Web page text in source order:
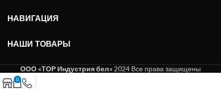
НАВИГАЦИЯ
НАШИ ТОВАРЫ
ООО «ТОР Индустрия бел» 2024 Все права защищены
0